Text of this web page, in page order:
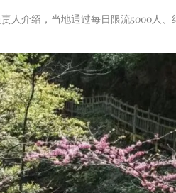
人介绍，当地通过每日限流5000人